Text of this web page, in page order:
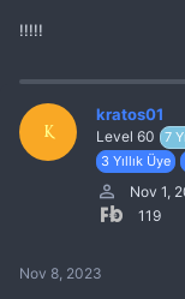
!!!!!
K
kratos01
Level 60 7
3 Yıllık Üye
Nov 1,
119
Nov 8, 2023